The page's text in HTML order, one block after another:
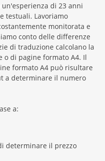
di 23 anni
testuali. Lavoriamo
monitorata e
conto delle differenze
di traduzione calcolano la
di pagine formato A4. Il
formato A4 può risultare
a determinare il numero
a:
determinare il prezzo